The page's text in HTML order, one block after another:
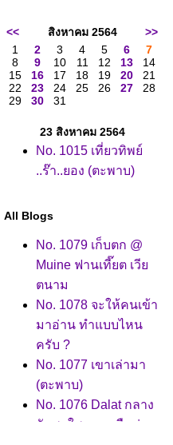
<< สิงหาคม 2564
>>
1
2 3 4 5 6
7
8
9 10 11 12 13
14
15
16 17 18 19 20
21
22
23 24 25 26 27
28
29
30 31
23 สิงหาคม 2564
No. 1015 เที่ยวทิพย์
..ร๊า..ยอง (ตะพาบ)
All Blogs
No. 1079 เก็บตก @
Muine ฟานเที๊ยต เวี
ตนาม
No. 1078 จะให้คนเข้า
มาอ่าน ทำแบบไหน
ครับ ?
No. 1077 เขาเล่ามา
(ตะพาบ)
No. 1076 Dalat กลาง
วันสดใส กลางคืนน่า